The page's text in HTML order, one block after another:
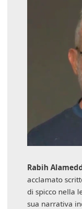
Rabih
acclamato
di spicco nella
sua narrativa